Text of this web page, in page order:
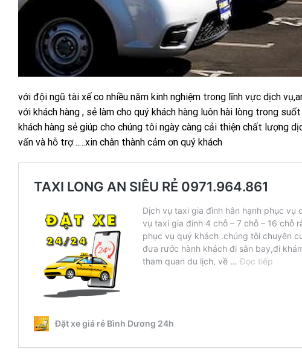
với đội ngũ tài xế co nhiều năm kinh nghiệm trong lĩnh vực dịch
với khách hàng , sẻ làm cho quý khách hàng luôn hài lòng trong
khách hàng sẻ giúp cho chúng tôi ngày càng cải thiện chất lượng
vấn và hỗ trợ……xin chân thành cảm ơn quý khách